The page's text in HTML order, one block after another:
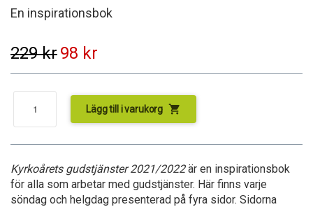
En inspirationsbok
229kr98 kr
Lägg till i varukorg shopping_cart
Kyrkoårets gudstjänster 2021/2022är en inspirationsbok
för alla som arbetar med gudstjänster. Här finns varje
söndag och helgdag presenterad på fyra sidor. Sidorna